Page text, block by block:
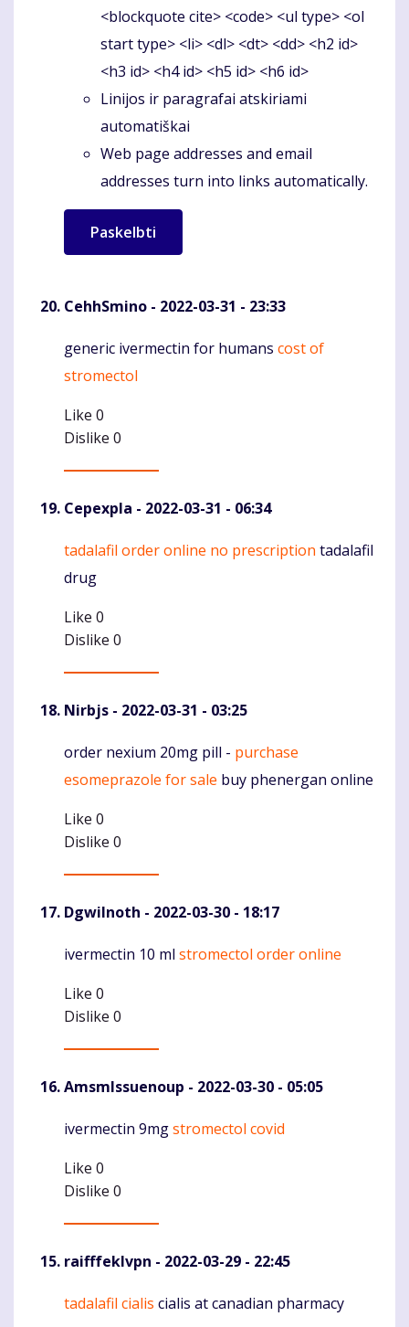
<blockquote cite> <code> <ul type> <ol
start type> <li> <dl> <dt> <dd> <h2 id>
<h3 id> <h4 id> <h5 id> <h6 id>
Linijos ir paragrafai atskiriami
automatiškai
Web page addresses and email
addresses turn into links automatically.
CehhSmino - 2022-03-31 - 23:33
Komentaras
generic ivermectin for humans cost of
stromectol
Like 0
Dislike 0
Cepexpla - 2022-03-31 - 06:34
Komentaras
tadalafil order online no prescription tadalafil
drug
Like 0
Dislike 0
Nirbjs - 2022-03-31 - 03:25
Komentaras
order nexium 20mg pill - purchase
esomeprazole for sale buy phenergan online
Like 0
Dislike 0
DgwiInoth - 2022-03-30 - 18:17
Komentaras
ivermectin 10 ml stromectol order online
Like 0
Dislike 0
AmsmIssuenoup - 2022-03-30 - 05:05
Komentaras
ivermectin 9mgstromectol covid
Like 0
Dislike 0
raifffeklvpn - 2022-03-29 - 22:45
Komentaras
tadalafil cialis cialis at canadian pharmacy